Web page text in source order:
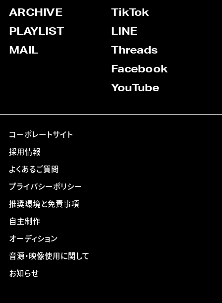
ARCHIVE
PLAYLIST
MAIL
TikTok
LINE
Threads
Facebook
YouTube
コーポレートサイト
採用情報
よくあるご質問
プライバシーポリシー
推奨環境と免責事項
自主制作
オーディション
音源・映像使用に関して
お知らせ